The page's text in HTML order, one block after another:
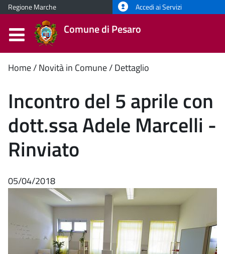
Regione Marche Accedi ai Servizi
Comune di Pesaro
Contenuto
principale
Home Novità in Comune Dettaglio
Incontro del 5 aprile con
dott.ssa Adele Marcelli -
Rinviato
05/04/2018